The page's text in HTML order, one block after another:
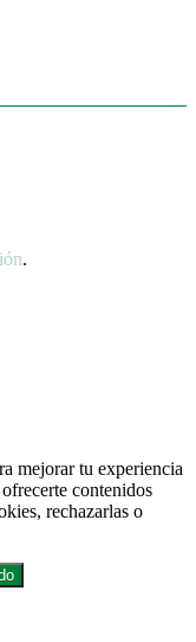
.
mejorar tu experiencia
contenidos
rechazarlas o